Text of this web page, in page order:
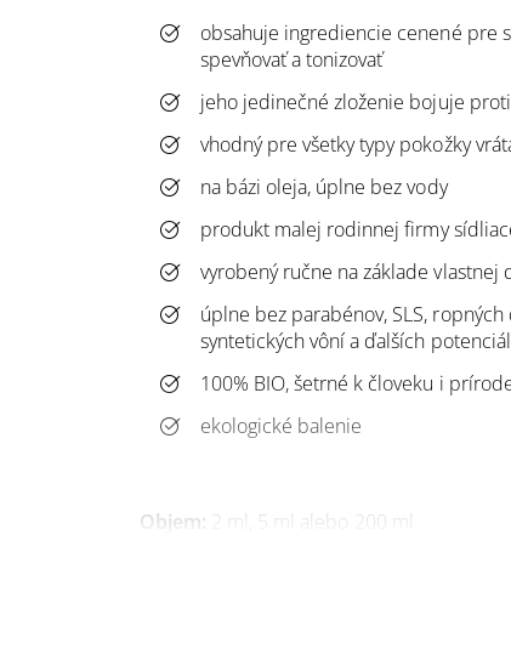
obsahuje ingrediencie cenené pre
spevňovať a tonizovať
jeho jedinečné zloženie bojuje
vhodný pre všetky typy pokožky
na bázi oleja, úplne bez vody
produkt malej rodinnej firmy
vyrobený ručne na základe vlastnej
úplne bez parabénov, SLS, ropných
syntetických vôní a ďalších
100% BIO, šetrné k človeku i
ekologické balenie
Objem: 2 ml, 5 ml alebo 200 ml